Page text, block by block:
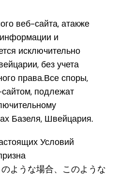
веб-сайта, атакже
и
исключительно
без учета
права.Все споры,
подлежат
Базеля, Швейцария.
Условий
ような場合、このような